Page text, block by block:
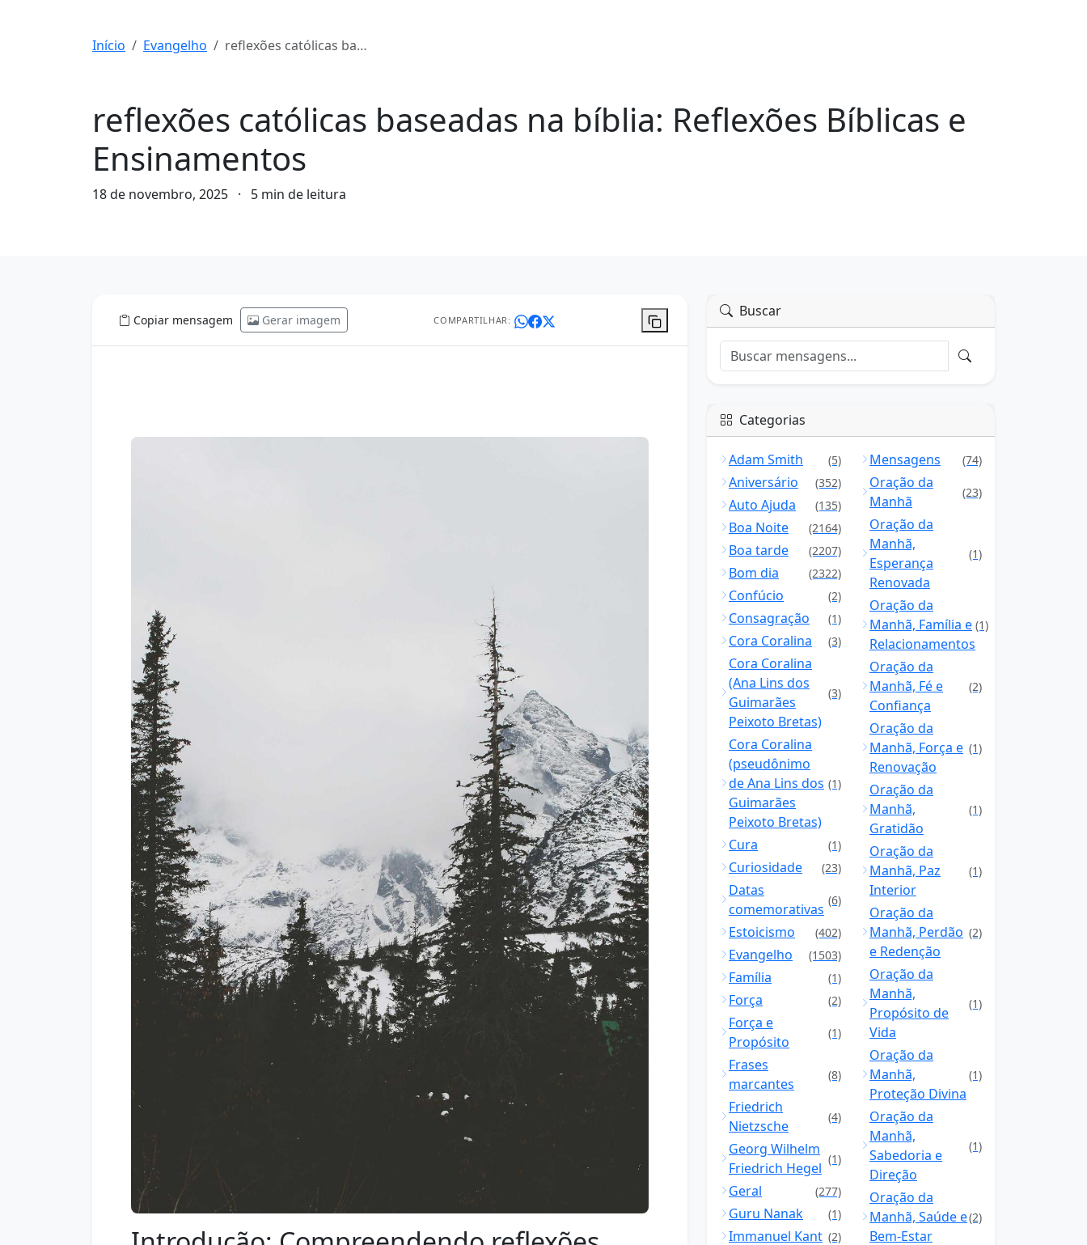
Início Evangelho reflexões católicas baseadas na bíblia: Reflexões Bíblicas e Ensinamentos
reflexões católicas baseadas na bíblia: Reflexões Bíblicas e
Ensinamentos
18 de novembro, 2025 · 5 min de leitura
Copiar mensagem Gerar imagem COMPARTILHAR: Buscar
Categorias
Adam Smith (5)
Aniversário (352)
Auto Ajuda (135)
Boa Noite (2164)
Boa tarde (2207)
Bom dia (2322)
Confúcio (2)
Consagração (1)
Cora Coralina (3)
Cora Coralina
(Ana Lins dos
Guimarães
Peixoto Bretas)
(3)
Cora Coralina
(pseudônimo
de Ana Lins dos
Guimarães
Peixoto Bretas)
(1)
Cura (1)
Curiosidade (23)
Datas
comemorativas
(6)
Estoicismo (402)
Evangelho (1503)
Família (1)
Força (2)
Força e
Propósito
(1)
Frases
marcantes
(8)
Friedrich
Nietzsche
(4)
Georg Wilhelm
Friedrich Hegel
(1)
Geral (277)
Guru Nanak (1)
Immanuel Kant (2)
Mensagens (74)
Oração da
Manhã
(23)
Oração da
Manhã,
Esperança
Renovada
(1)
Oração da
Manhã, Família e
Relacionamentos
(1)
Oração da
Manhã, Fé e
Confiança
(2)
Oração da
Manhã, Força e
Renovação
(1)
Oração da
Manhã,
Gratidão
(1)
Oração da
Manhã, Paz
Interior
(1)
Oração da
Manhã, Perdão
e Redenção
(2)
Oração da
Manhã,
Propósito de
Vida
(1)
Oração da
Manhã,
Proteção Divina
(1)
Oração da
Manhã,
Sabedoria e
Direção
(1)
Oração da
Manhã, Saúde e
Bem-Estar
(2)